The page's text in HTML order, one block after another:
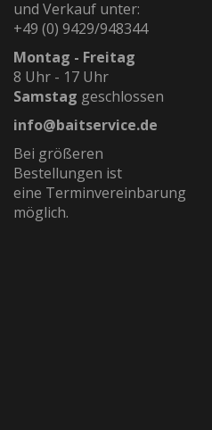
und Verkauf unter:
+49 (0) 9429/948344
Montag - Freitag
8 Uhr - 17 Uhr
Samstag geschlossen
info@baitservice.de
Bei größeren
Bestellungen ist
eine Terminvereinbarung
möglich.